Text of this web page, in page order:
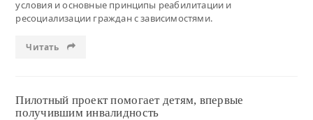
условия и основные принципы реабилитации и
ресоциализации граждан с зависимостями.
Читать
Пилотный проект помогает детям, впервые
получившим инвалидность